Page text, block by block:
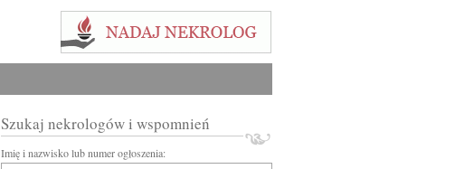
Szukaj nekrologów i wspomnień
Imię i nazwisko lub numer ogłoszenia: